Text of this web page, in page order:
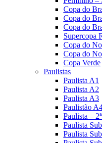
Copa do
Copa do
Copa do
Supercopa
Copa do
Copa do
Copa Verde
Paulistas
Paulista A1
Paulista A2
Paulista A3
Paulistão
Paulista –
Paulista
Paulista